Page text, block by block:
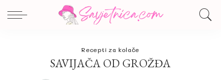
Recepti za kolače
SAVIJAČA OD GROŽĐA